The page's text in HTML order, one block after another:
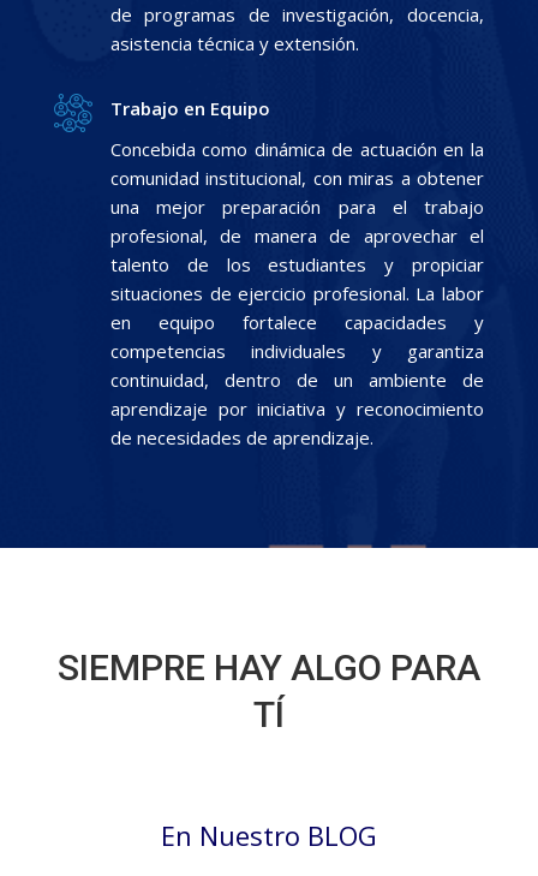
de programas de investigación, docencia,
asistencia técnica y extensión.
Trabajo en Equipo
Concebida como dinámica de actuación en la
comunidad institucional, con miras a obtener
una mejor preparación para el trabajo
profesional, de manera de aprovechar el
talento de los estudiantes y propiciar
situaciones de ejercicio profesional. La labor
en equipo fortalece capacidades y
competencias individuales y garantiza
continuidad, dentro de un ambiente de
aprendizaje por iniciativa y reconocimiento
de necesidades de aprendizaje.
SIEMPRE HAY ALGO PARA
TÍ
En Nuestro BLOG